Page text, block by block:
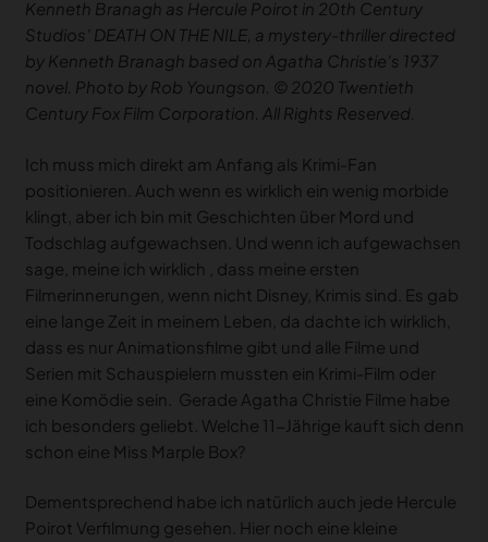
Kenneth Branagh as Hercule Poirot in 20th Century
Studios’ DEATH ON THE NILE, a mystery-thriller directed
by Kenneth Branagh based on Agatha Christie’s 1937
novel. Photo by Rob Youngson. © 2020 Twentieth
Century Fox Film Corporation. All Rights Reserved.
Ich muss mich direkt am Anfang als Krimi-Fan
positionieren. Auch wenn es wirklich ein wenig morbide
klingt, aber ich bin mit Geschichten über Mord und
Todschlag aufgewachsen. Und wenn ich aufgewachsen
sage, meine ich wirklich , dass meine ersten
Filmerinnerungen, wenn nicht Disney, Krimis sind. Es gab
eine lange Zeit in meinem Leben, da dachte ich wirklich,
dass es nur Animationsfilme gibt und alle Filme und
Serien mit Schauspielern mussten ein Krimi-Film oder
eine Komödie sein. Gerade Agatha Christie Filme habe
ich besonders geliebt. Welche 11-Jährige kauft sich denn
schon eine Miss Marple Box?
Dementsprechend habe ich natürlich auch jede Hercule
Poirot Verfilmung gesehen. Hier noch eine kleine